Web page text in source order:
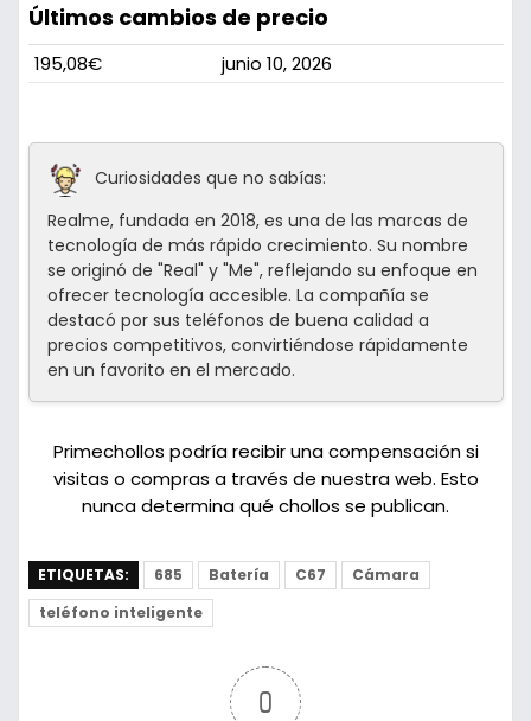
Últimos cambios de precio
195,08€ junio 10, 2026
Curiosidades que no sabías:
Realme, fundada en 2018, es una de las marcas de
tecnología de más rápido crecimiento. Su nombre
se originó de "Real" y "Me", reflejando su enfoque en
ofrecer tecnología accesible. La compañía se
destacó por sus teléfonos de buena calidad a
precios competitivos, convirtiéndose rápidamente
en un favorito en el mercado.
Primechollos podría recibir una compensación si
visitas o compras a través de nuestra web. Esto
nunca determina qué chollos se publican.
ETIQUETAS: 685 Batería C67
Cámara
teléfono inteligente
0